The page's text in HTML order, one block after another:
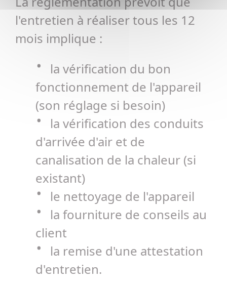
l'entretien à réaliser tous les 12
mois implique :
la vérification du bon
fonctionnement de l'appareil
(son réglage si besoin)
la vérification des conduits
d'arrivée d'air et de
canalisation de la chaleur (si
existant)
le nettoyage de l'appareil
la fourniture de conseils au
client
la remise d'une attestation
d'entretien.